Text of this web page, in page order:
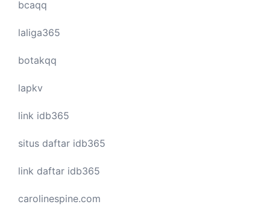
bcaqq
laliga365
botakqq
lapkv
link idb365
situs daftar idb365
link daftar idb365
carolinespine.com